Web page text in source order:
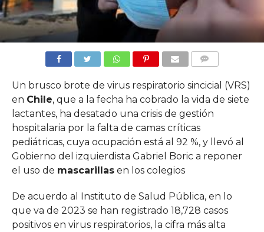
Un brusco brote de virus respiratorio sincicial (VRS)
en Chile, que a la fecha ha cobrado la vida de siete
lactantes, ha desatado una crisis de gestión
hospitalaria por la falta de camas críticas
pediátricas, cuya ocupación está al 92 %, y llevó al
Gobierno del izquierdista Gabriel Boric a reponer
el uso de mascarillasen los colegios
De acuerdo al Instituto de Salud Pública, en lo
que va de 2023 se han registrado 18,728 casos
positivos en virus respiratorios, la cifra más alta